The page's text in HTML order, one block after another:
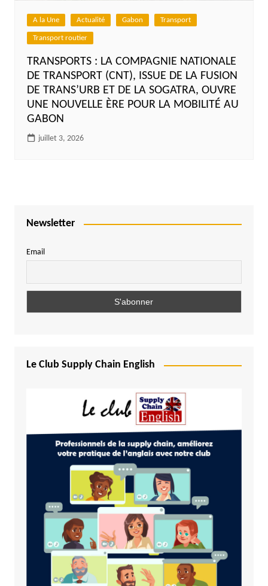
A la Une Actualité Gabon Transport
Transport routier
TRANSPORTS : LA COMPAGNIE NATIONALE
DE TRANSPORT (CNT), ISSUE DE LA FUSION
DE TRANS’URB ET DE LA SOGATRA, OUVRE
UNE NOUVELLE ÈRE POUR LA MOBILITÉ AU
GABON
juillet 3, 2026
Newsletter
Email
Le Club Supply Chain English